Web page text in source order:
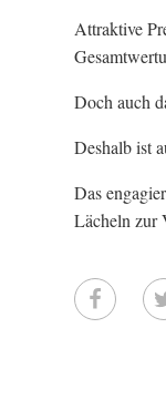
Attraktive
Doch auch
Deshalb ist
Das
Lächeln zur